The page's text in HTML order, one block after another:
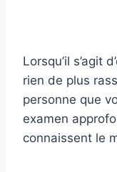
Lorsqu’il s’agit
rien de plus
personne que
examen
connaissent le